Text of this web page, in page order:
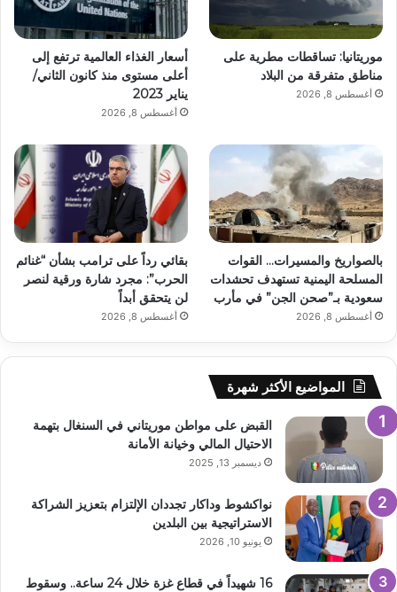
موريتانيا: تساقطات مطرية على
مناطق متفرقة من البلاد
أغسطس 8, 2026
أسعار الغذاء العالمية ترتفع إلى
أعلى مستوى منذ كانون الثاني/
يناير 2023
أغسطس 8, 2026
بالصواريخ والمسيرات… القوات
المسلحة اليمنية تستهدف تحشدات
سعودية بـ”صحن الجن” في مأرب
أغسطس 8, 2026
بقائي رداً على ترامب بشأن “غنائم
الحرب”: مجرد شارة ورقية لنصر
لن يتحقق أبداً
أغسطس 8, 2026
المواضيع الأكثر شهرة
القبض على مواطن موريتاني في السنغال بتهمة
الاحتيال المالي وخيانة الأمانة
ديسمبر 13, 2025
نواكشوط وداكار تجددان الإلتزام بتعزيز الشراكة
الاستراتيجية بين البلدين
يونيو 10, 2026
16 شهيداً في قطاع غزة خلال 24 ساعة.. وسقوط